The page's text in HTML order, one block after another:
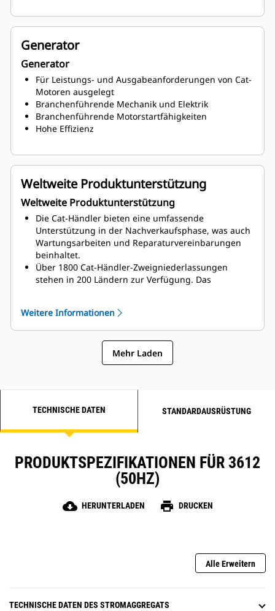
Generator
Generator
Für Leistungs- und Ausgabeanforderungen von Cat-
Motoren ausgelegt
Branchenführende Mechanik und Elektrik
Branchenführende Motorstartfähigkeiten
Hohe Effizienz
Weltweite Produktunterstützung
Weltweite Produktunterstützung
Die Cat-Händler bieten eine umfassende
Unterstützung in der Nachverkaufsphase, was auch
Wartungsarbeiten und Reparaturvereinbarungen
beinhaltet.
Über 1800 Cat-Händler-Zweigniederlassungen
stehen in 200 Ländern zur Verfügung. Das
den Zustand der internen Motorkomponenten, auch
das Vorhandensein von unerwünschten
Flüssigkeiten und Verbrennungsnebenprodukten
Weitere Informationen
Mehr Laden
TECHNISCHE DATEN STANDARDAUSRÜSTUNG
PRODUKTSPEZIFIKATIONEN FÜR 3612
(50HZ)
cloud_download HERUNTERLADEN print DRUCKEN
Alle Erweitern
TECHNISCHE DATEN DES STROMAGGREGATS